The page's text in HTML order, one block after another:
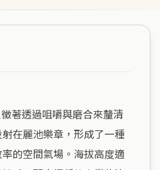
在麗池樂章，形成了一種
的空間氣場。海拔高度適